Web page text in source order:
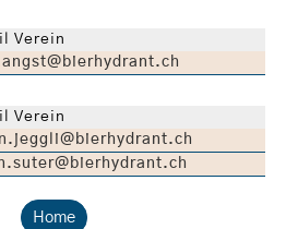
Verein
Verein
Home